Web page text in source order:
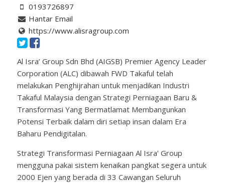
0193726897
Hantar Email
https://www.alisragroup.com
Al Isra’ Group Sdn Bhd (AIGSB) Premier Agency Leader
Corporation (ALC) dibawah FWD Takaful telah
melakukan Penghijrahan untuk menjadikan Industri
Takaful Malaysia dengan Strategi Perniagaan Baru &
Transformasi Yang Bermatlamat Membangunkan
Potensi Terbaik dalam diri setiap insan dalam Era
Baharu Pendigitalan.
Strategi Transformasi Perniagaan Al Isra’ Group
mengguna pakai sistem kenaikan pangkat segera untuk
2000 Ejen yang berada di 33 Cawangan Seluruh